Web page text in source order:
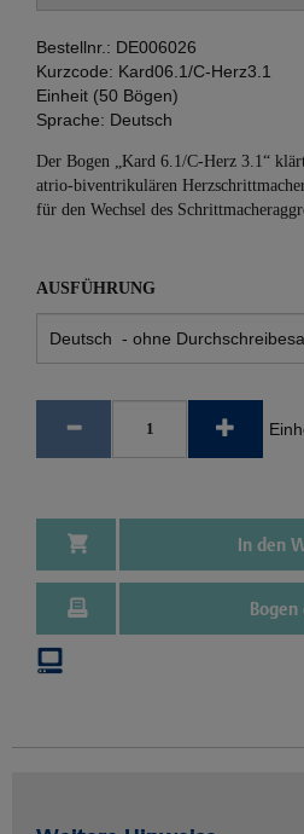
Bestellnr.: DE006026
Kurzcode: Kard06.1/C-Herz3.1
Einheit (50 Bögen)
Sprache: Deutsch
Der Bogen „Kard 6.1/C-Herz 3.1“
atrio-biventrikulären
für den Wechsel des
AUSFÜHRUNG
In den